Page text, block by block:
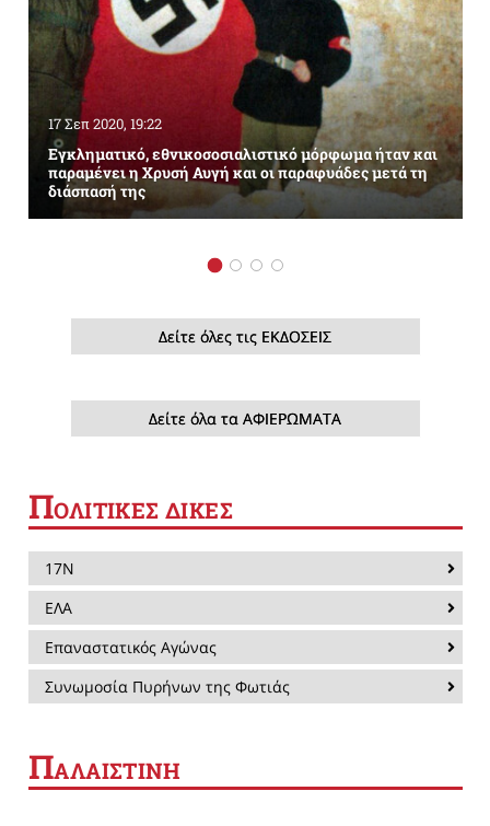
17 Σεπ 2020, 19:22
Εγκληματικό, εθνικοσοσιαλιστικό μόρφωμα ήταν και
παραμένει η Χρυσή Αυγή και οι παραφυάδες μετά τη
διάσπασή της
Δείτε όλες τις ΕΚΔΟΣΕΙΣ
Δείτε όλα τα ΑΦΙΕΡΩΜΑΤΑ
ΠΟΛΙΤΙΚΕΣ ΔΙΚΕΣ
17Ν
ΕΛΑ
Επαναστατικός Αγώνας
Συνωμοσία Πυρήνων της Φωτιάς
ΠΑΛΑΙΣΤΙΝΗ